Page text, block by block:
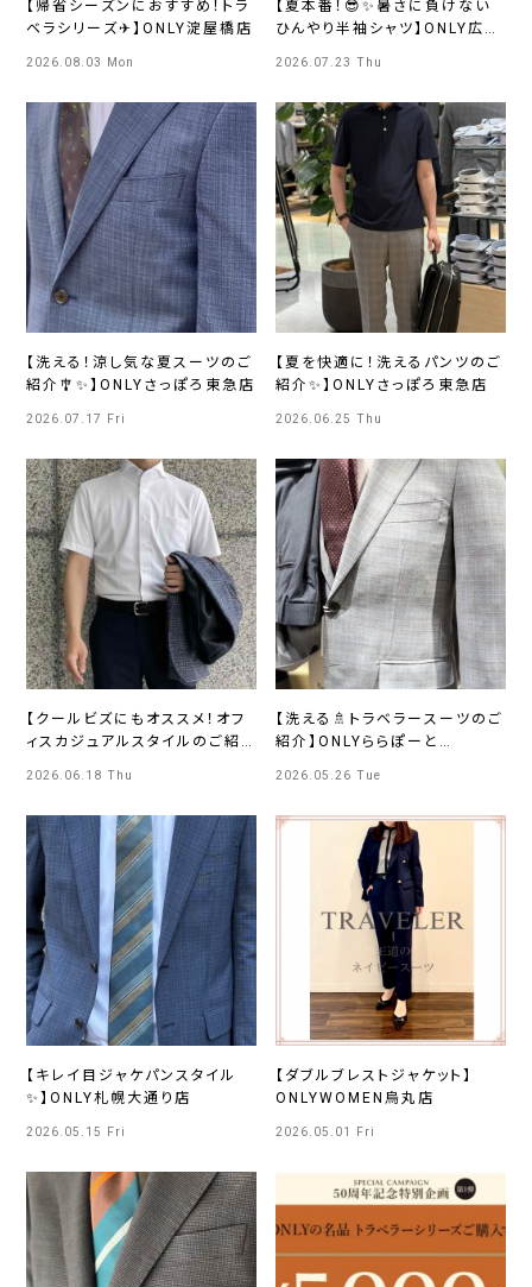
【帰省シーズンにおすすめ！トラ
ベラシリーズ✈】ONLY淀屋橋店
2026.08.03 Mon
【夏本番！😎✨暑さに負けない
ひんやり半袖シャツ】ONLY広島
2026.07.23 Thu
【洗える！涼し気な夏スーツのご
紹介🎐✨】ONLYさっぽろ東急店
2026.07.17 Fri
【夏を快適に！洗えるパンツのご
紹介✨】ONLYさっぽろ東急店
2026.06.25 Thu
【クールビズにもオススメ！オフ
ィスカジュアルスタイルのご紹
2026.06.18 Thu
【洗える🚿トラベラースーツのご
紹介】ONLYららぽーと
2026.05.26 Tue
【キレイ目ジャケパンスタイル
✨】ONLY札幌大通り店
2026.05.15 Fri
【ダブルブレストジャケット】
ONLYWOMEN烏丸店
2026.05.01 Fri